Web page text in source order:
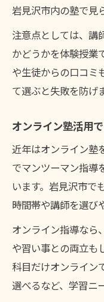
岩見沢市内の塾で見
注意点としては、講
かどうかを体験授業
や生徒からの口コミ
て選ぶと失敗を防げ
オンライン塾活用
近年はオンライン塾
でマンツーマン指導
います。岩見沢市で
時間帯や講師を選び
オンライン指導なら
や習い事との両立も
科目だけオンライン
選べるなど、学習ニ